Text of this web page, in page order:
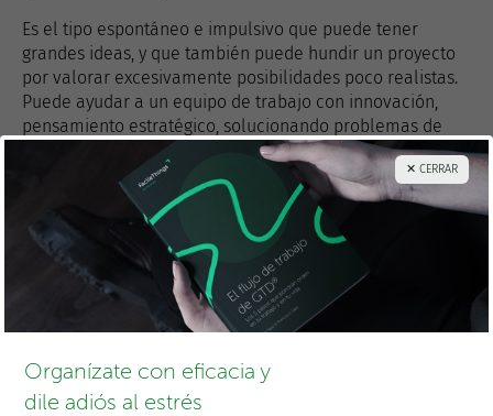
Es el tipo espontáneo e impulsivo que puede tener
grandes ideas, y que también puede hundir un proyecto
por valorar excesivamente posibilidades poco realistas.
Puede ayudar a un equipo de trabajo con innovación,
pensamiento estratégico, solucionando problemas de
manera creativa, y reconociendo nuevas oportunidades.
¿Cuál es tu estilo productivo?
¡Gracias por compartir!
✕ CERRAR
Organízate con eficacia y
dile adiós al estrés